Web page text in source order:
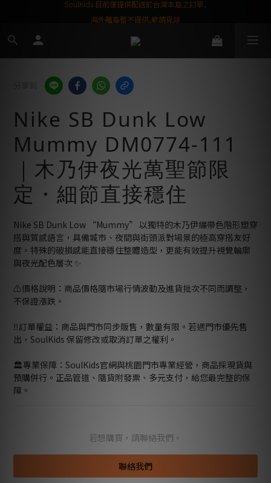
Nike SB Dunk Low
Mummy DM0774-111
｜木乃伊夜光萬聖節限
定・細節直接穩住
Nike SB Dunk Low “Mummy” 以獨特的木乃伊繃帶色階形塑穿
搭與質感語言，具備城市、夜間與街頭派對場景的極高穿搭友好
度。特殊的破損感能直接穩住整體造型，更能有效提升視覺輪廓
與夜光配色層次 ✨
⚠️價格說明：商品價格隨市場行情波動及進貨批次不同而調整，
不保證漲跌。
‼️訂單權益：商品與門市同步販售，數量有限。若遇門市優先售
出，SoulKids 保留修改或取消訂單之權利。
🏛️專業保障：SoulKids官網與桃園門市專業經營，商品採現貨與
預購併行。正品管道、隨貨附發票、多元支付，給您最完整的保
障。
若想購買，請聯絡我們。
聯絡我們
屬購物金❤️
SoulKids 目前僅提供配送於台灣本島之訂單,
海外離島暫不提供,敬請見諒